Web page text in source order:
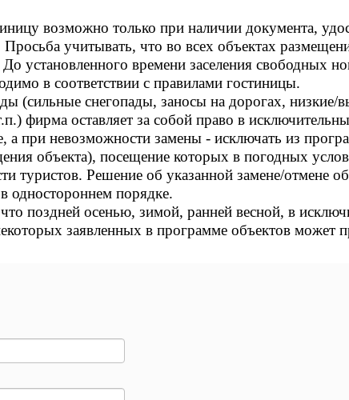
возможно только при наличии документа,
учитывать, что во всех объектах
установленного времени заселения свободных
в соответствии с правилами гостиницы.
(сильные снегопады, заносы на дорогах, низкие/
фирма оставляет за собой право в
а при невозможности замены - исключать из
объекта), посещение которых в погодных
туристов. Решение об указанной замене/отмене
одностороннем порядке.
поздней осенью, зимой, ранней весной, в
заявленных в программе объектов может